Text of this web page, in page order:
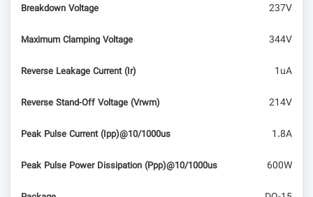
Breakdown Voltage 237V
Maximum Clamping Voltage 344V
Reverse Leakage Current (Ir) 1uA
Reverse Stand-Off Voltage (Vrwm) 214V
Peak Pulse Current (Ipp)@10/1000us 1.8A
Peak Pulse Power Dissipation (Ppp)@10/1000us 600W